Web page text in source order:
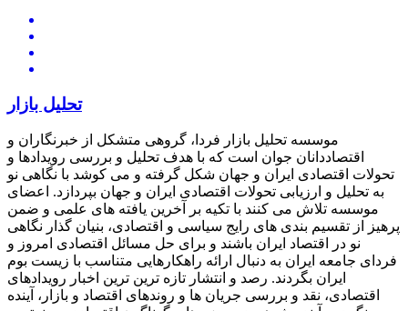
تحلیل بازار
موسسه تحلیل بازار فردا، گروهی متشکل از خبرنگاران و
اقتصاددانان جوان است که با هدف تحلیل و بررسی رویدادها و
تحولات اقتصادی ایران و جهان شکل گرفته و می کوشد با نگاهی نو
به تحلیل و ارزیابی تحولات اقتصادی ایران و جهان بپردازد. اعضای
موسسه تلاش می کنند با تکیه بر آخرین یافته های علمی و ضمن
پرهیز از تقسیم بندی های رایج سیاسی و اقتصادی، بنیان گذار نگاهی
نو در اقتصاد ایران باشند و برای حل مسائل اقتصادی امروز و
فردای جامعه ایران به دنبال ارائه راهکارهایی متناسب با زیست بوم
ایران بگردند. رصد و انتشار تازه ترین ترین اخبار رویدادهای
اقتصادی، نقد و بررسی جریان ها و روندهای اقتصاد و بازار، آینده